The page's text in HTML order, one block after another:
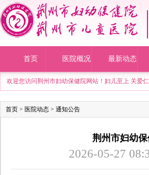
首页 医院概况 最新动态
欢迎您访问荆州市妇幼保健院网站！妇儿至上 关爱仁
首页 > 医院动态 > 通知公告
荆州市妇幼
2026-05-27